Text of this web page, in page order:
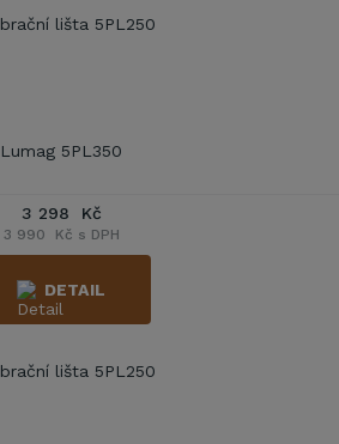
Lumag 5PL350
3 298 Kč
3 990 Kč s DPH
DETAIL